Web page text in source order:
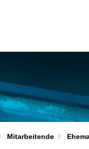
Mitarbeitende